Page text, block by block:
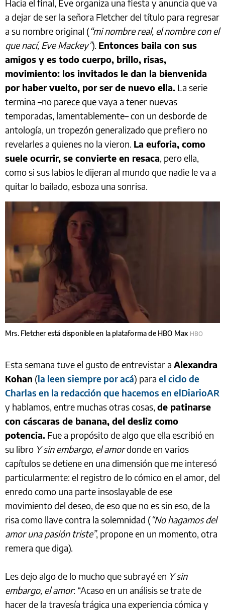
Hacia el final, Eve organiza una fiesta y anuncia que va
a dejar de ser la señora Fletcher del título para regresar
a su nombre original (“mi nombre real, el nombre con el
que nací, Eve Mackey”). Entonces baila con sus
amigos y es todo cuerpo, brillo, risas,
movimiento: los invitados le dan la bienvenida
por haber vuelto, por ser de nuevo ella. La serie
termina –no parece que vaya a tener nuevas
temporadas, lamentablemente– con un desborde de
antología, un tropezón generalizado que prefiero no
revelarles a quienes no la vieron. La euforia, como
suele ocurrir, se convierte en resaca, pero ella,
como si sus labios le dijeran al mundo que nadie le va a
quitar lo bailado, esboza una sonrisa.
Mrs. Fletcher está disponible en la plataforma de HBO Max HBO
Esta semana tuve el gusto de entrevistar a Alexandra
Kohan (la leen siempre por acá) para el ciclo de
Charlas en la redacción que hacemos en elDiarioAR
y hablamos, entre muchas otras cosas, de patinarse
con cáscaras de banana, del desliz como
potencia. Fue a propósito de algo que ella escribió en
su libro Y sin embargo, el amordonde en varios
capítulos se detiene en una dimensión que me interesó
particularmente: el registro de lo cómico en el amor, del
enredo como una parte insoslayable de ese
movimiento del deseo, de eso que no es sin eso, de la
risa como llave contra la solemnidad (“No hagamos del
amor una pasión triste”, propone en un momento, otra
remera que diga).
Les dejo algo de lo mucho que subrayé en Y sin
embargo, el amor: “Acaso en un análisis se trate de
hacer de la travesía trágica una experiencia cómica y